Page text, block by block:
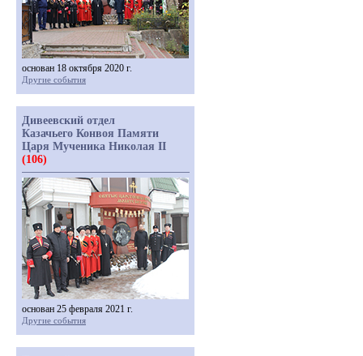
основан 18 октября 2020 г.
Другие события
Дивеевский отдел
Казачьего Конвоя Памяти
Царя Мученика Николая II
(106)
основан 25 февраля 2021 г.
Другие события